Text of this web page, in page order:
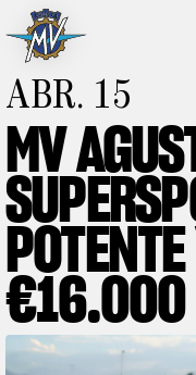
RUSH
MV World
PIEZAS
Sube de nivel
ABR. 15
MV
€16.000